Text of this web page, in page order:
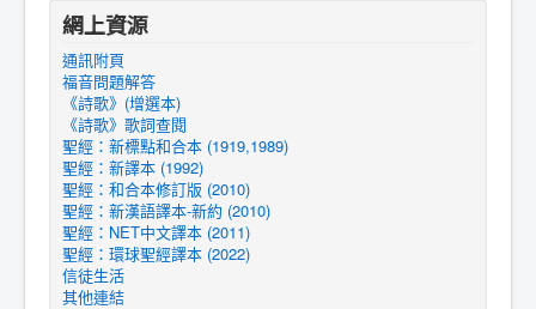
網上資源
通訊附頁
福音問題解答
《詩歌》(增選本)
《詩歌》歌詞查閱
聖經：新標點和合本 (1919,1989)
聖經：新譯本 (1992)
聖經：和合本修訂版 (2010)
聖經：新漢語譯本-新約 (2010)
聖經：NET中文譯本 (2011)
聖經：環球聖經譯本 (2022)
信徒生活
其他連結